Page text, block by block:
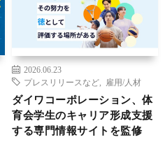
2026.06.23
プレスリリースなど
雇用/人材
ダイワコーポレーション、体
育会学生のキャリア形成支援
する専門情報サイトを監修